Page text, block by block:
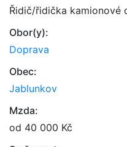
Řidič/řidička kamionové
Obor(y):
Doprava
Obec:
Jablunkov
Mzda:
od 40 000 Kč